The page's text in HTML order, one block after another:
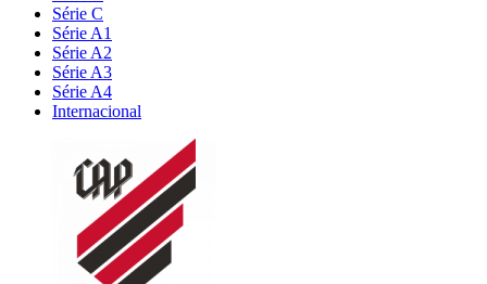
Série C
Série A1
Série A2
Série A3
Série A4
Internacional